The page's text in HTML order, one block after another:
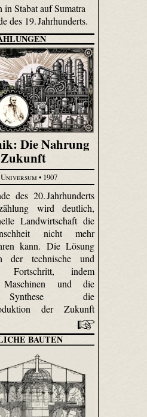
in Stabat auf Sumatra
des 19. Jahrhunderts.
Die Nahrung
Universum• 1907
des 20. Jahrhunderts
wird deutlich,
Landwirtschaft die
nicht mehr
kann. Die Lösung
der technische und
Fortschritt, indem
Maschinen und die
Synthese die
der Zukunft
BAUTEN